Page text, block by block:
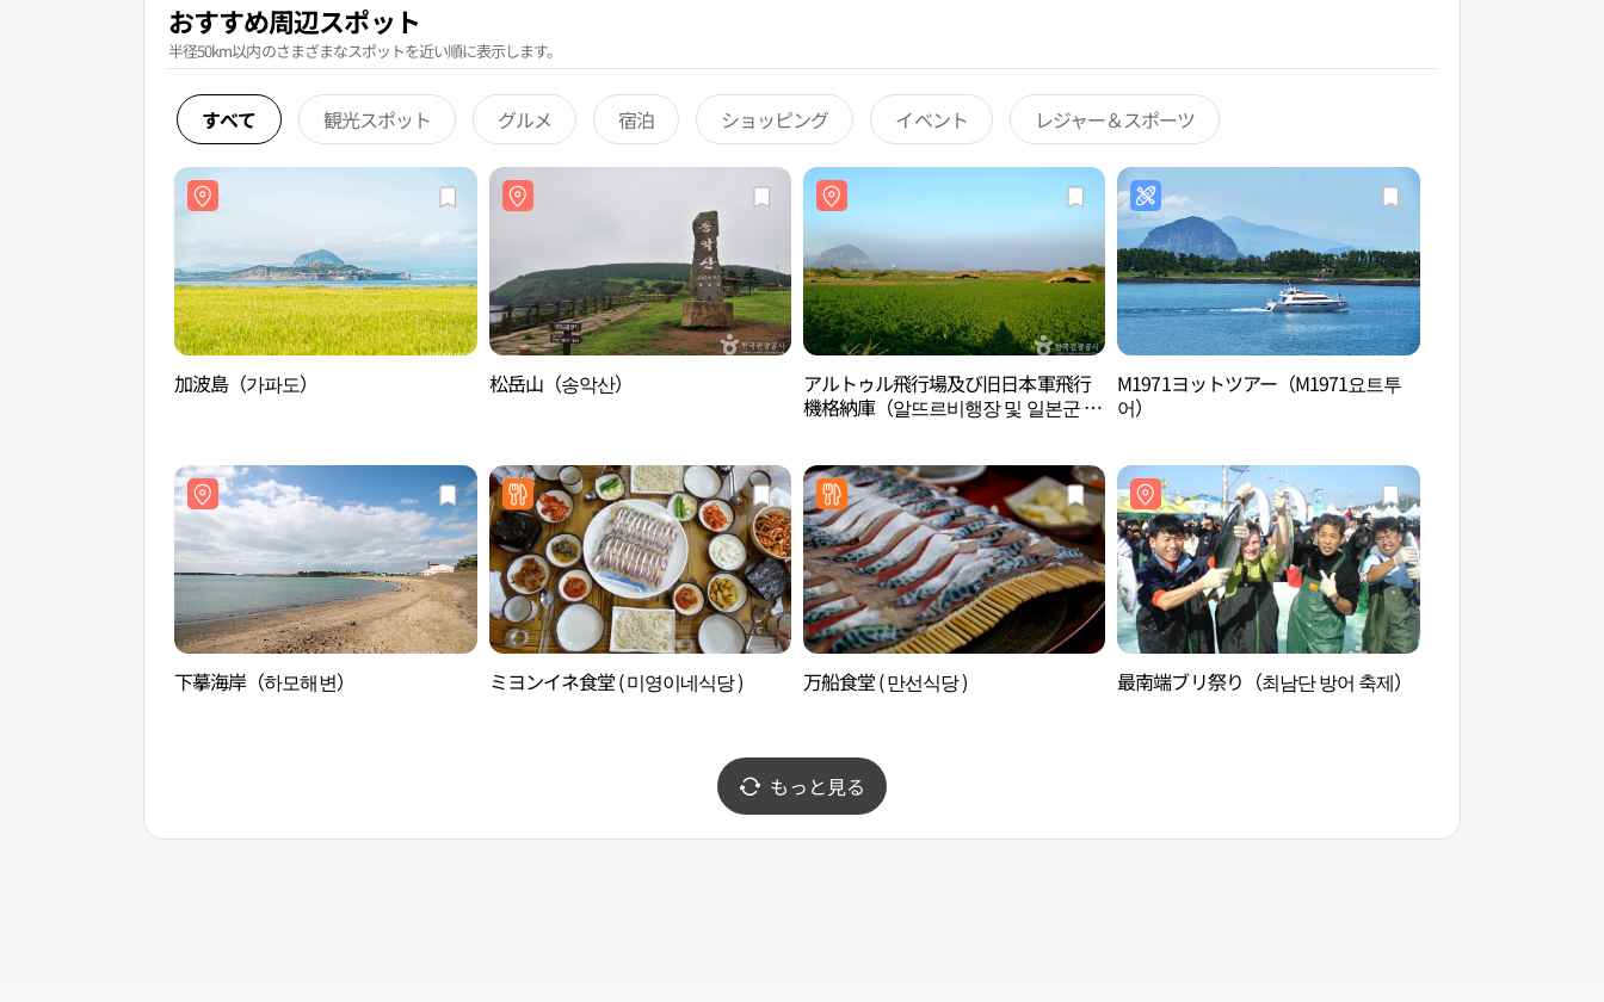
おすすめ周辺スポット
半径50km以内のさまざまなスポットを近い順に表示します。
すべて 観光スポット グルメ 宿泊 ショッピング イベント レジャー＆スポーツ
加波島（가파도） 松岳山（송악산）
アルトゥル飛行場及び旧日本軍飛行
機格納庫（알뜨르비행장 및 일본군 비
M1971ヨットツアー（M1971요트투
어）
下摹海岸（하모해변） ミヨンイネ食堂 ( 미영이네식당 ) 万船食堂 ( 만선식당 ) 最南端ブリ祭り（최남단 방어 축제）
もっと見る